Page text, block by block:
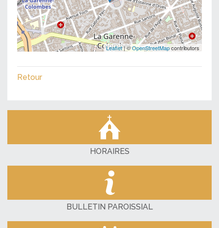
Leaflet| ©OpenStreetMapcontributors
Retour
HORAIRES
BULLETIN PAROISSIAL